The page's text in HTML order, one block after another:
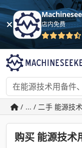
店内免费
/ ... / 二手 能源技
购买 能源技术